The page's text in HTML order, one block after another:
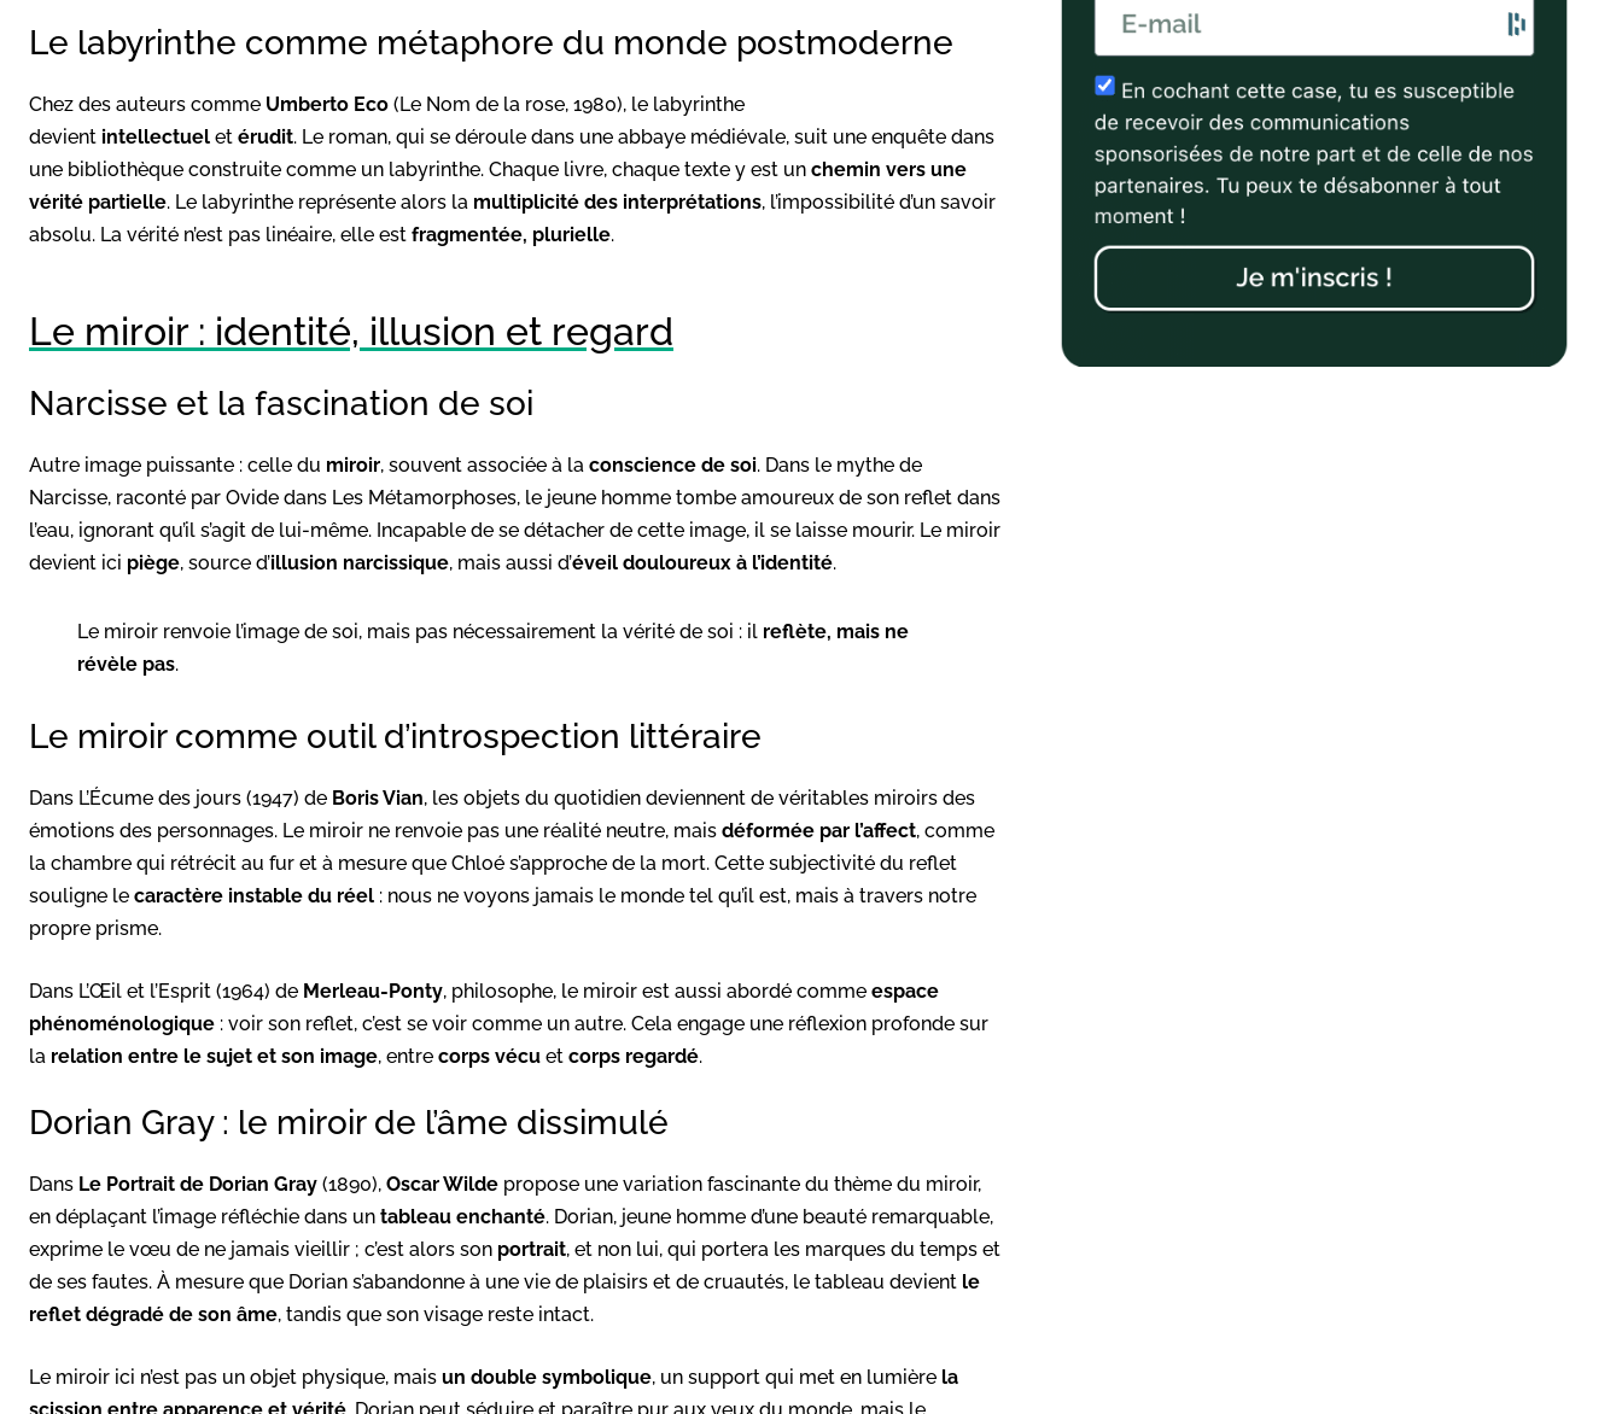
Le labyrinthe comme métaphore du monde postmoderne
Chez des auteurs comme Umberto Eco (Le Nom de la rose, 1980), le labyrinthe
devient intellectuel et érudit. Le roman, qui se déroule dans une abbaye médiévale, suit une enquête dans
une bibliothèque construite comme un labyrinthe. Chaque livre, chaque texte y est un chemin vers une
vérité partielle. Le labyrinthe représente alors la multiplicité des interprétations, l’impossibilité d’un savoir
absolu. La vérité n’est pas linéaire, elle est fragmentée, plurielle.
Le miroir : identité, illusion et regard
Narcisse et la fascination de soi
Autre image puissante : celle du miroir, souvent associée à la conscience de soi. Dans le mythe de
Narcisse, raconté par Ovide dans Les Métamorphoses, le jeune homme tombe amoureux de son reflet dans
l’eau, ignorant qu’il s’agit de lui-même. Incapable de se détacher de cette image, il se laisse mourir. Le miroir
devient ici piège, source d’illusion narcissique, mais aussi d’éveil douloureux à l’identité.
Le miroir renvoie l’image de soi, mais pas nécessairement la vérité de soi : il reflète, mais ne
révèle pas.
Le miroir comme outil d’introspection littéraire
Dans L’Écume des jours (1947) de Boris Vian, les objets du quotidien deviennent de véritables miroirs des
émotions des personnages. Le miroir ne renvoie pas une réalité neutre, mais déformée par l’affect, comme
la chambre qui rétrécit au fur et à mesure que Chloé s’approche de la mort. Cette subjectivité du reflet
souligne le caractère instable du réel : nous ne voyons jamais le monde tel qu’il est, mais à travers notre
propre prisme.
Dans L’Œil et l’Esprit (1964) de Merleau-Ponty, philosophe, le miroir est aussi abordé comme espace
phénoménologique : voir son reflet, c’est se voir comme un autre. Cela engage une réflexion profonde sur
la relation entre le sujet et son image, entre corps vécu et corps regardé.
Dorian Gray : le miroir de l’âme dissimulé
Dans Le Portrait de Dorian Gray (1890), Oscar Wilde propose une variation fascinante du thème du miroir,
en déplaçant l’image réfléchie dans un tableau enchanté. Dorian, jeune homme d’une beauté remarquable,
exprime le vœu de ne jamais vieillir ; c’est alors son portrait, et non lui, qui portera les marques du temps et
de ses fautes. À mesure que Dorian s’abandonne à une vie de plaisirs et de cruautés, le tableau devient le
reflet dégradé de son âme, tandis que son visage reste intact.
Le miroir ici n’est pas un objet physique, mais un double symbolique, un support qui met en lumière la